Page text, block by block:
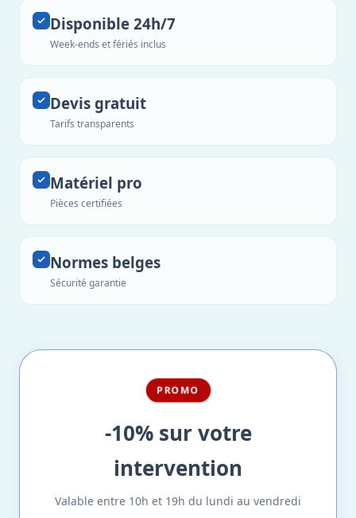
Disponible 24h/7
Week-ends et fériés inclus
Devis gratuit
Tarifs transparents
Matériel pro
Pièces certifiées
Normes belges
Sécurité garantie
PROMO
-10% sur votre
intervention
Valable entre 10h et 19h du lundi au vendredi